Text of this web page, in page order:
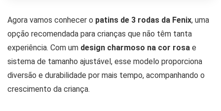
Agora vamos conhecer o patins de 3 rodas da Fenix, uma
opção recomendada para crianças que não têm tanta
experiência. Com um design charmoso na cor rosa e
sistema de tamanho ajustável, esse modelo proporciona
diversão e durabilidade por mais tempo, acompanhando o
crescimento da criança.